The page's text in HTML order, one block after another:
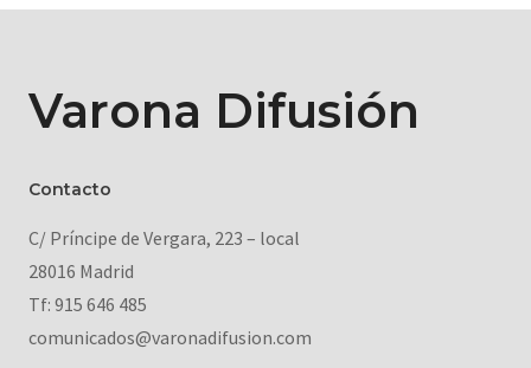
Varona Difusión
Contacto
C/ Príncipe de Vergara, 223 – local
28016 Madrid
Tf: 915 646 485
comunicados@varonadifusion.com